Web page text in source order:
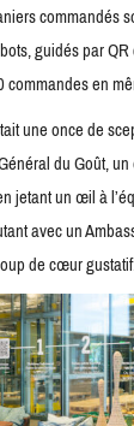
commandés
guidés par
commandes en
une once de
du Goût,
jetant un œil à
avec un
de cœur